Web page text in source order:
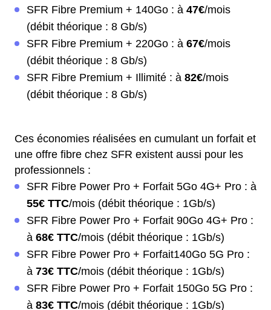
SFR Fibre Premium + 140Go : à 47€/mois
(débit théorique : 8 Gb/s)
SFR Fibre Premium + 220Go : à 67€/mois
(débit théorique : 8 Gb/s)
SFR Fibre Premium + Illimité : à 82€/mois
(débit théorique : 8 Gb/s)
Ces économies réalisées en cumulant un forfait et
une offre fibre chez SFR existent aussi pour les
professionnels :
SFR Fibre Power Pro + Forfait 5Go 4G+ Pro : à
55€ TTC/mois (débit théorique : 1Gb/s)
SFR Fibre Power Pro + Forfait 90Go 4G+ Pro :
à 68€ TTC/mois (débit théorique : 1Gb/s)
SFR Fibre Power Pro + Forfait140Go 5G Pro :
à 73€ TTC/mois (débit théorique : 1Gb/s)
SFR Fibre Power Pro + Forfait 150Go 5G Pro :
à 83€ TTC/mois (débit théorique : 1Gb/s)